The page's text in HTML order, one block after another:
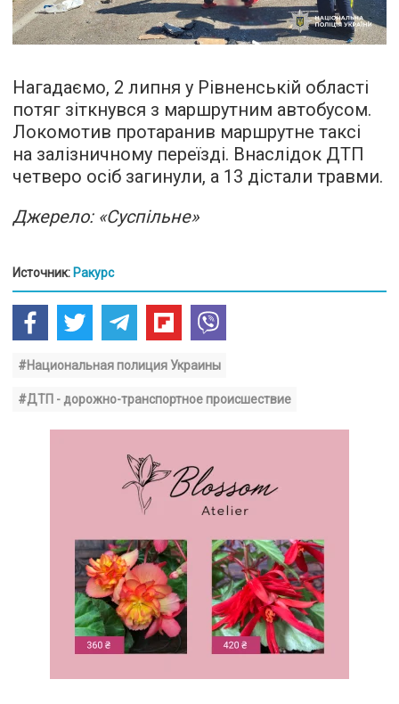
Нагадаємо, 2 липня у Рівненській області
потяг зіткнувся з маршрутним автобусом.
Локомотив протаранив маршрутне таксі
на залізничному переїзді. Внаслідок ДТП
четверо осіб загинули, а 13 дістали травми.
Джерело: «Суспільне»
Источник: Ракурс
#Национальная полиция Украины
#ДТП - дорожно-транспортное происшествие